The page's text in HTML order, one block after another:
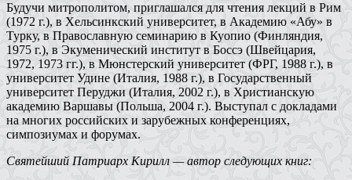
Будучи митрополитом, приглашался для чтения лекций в Рим
(1972 г.), в Хельсинкский университет, в Академию «Абу» в
Турку, в Православную семинарию в Куопио (Финляндия,
1975 г.), в Экуменический институт в Боссэ (Швейцария,
1972, 1973 гг.), в Мюнстерский университет (ФРГ, 1988 г.), в
университет Удине (Италия, 1988 г.), в Государственный
университет Перуджи (Италия, 2002 г.), в Христианскую
академию Варшавы (Польша, 2004 г.). Выступал с докладами
на многих российских и зарубежных конференциях,
симпозиумах и форумах.
Святейший Патриарх Кирилл — автор следующих книг: